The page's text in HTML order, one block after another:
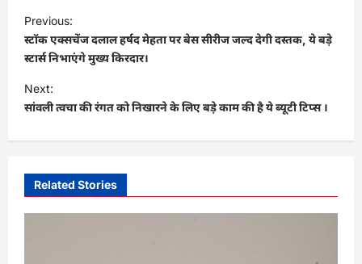
P
o
s
t
n
a
g
Previous:
स्टॉक एक्सचेंज दलाल हर्षद मेहता पर बेस सीरीज जल्द देगी दस्तक, ये बड़े
स्टार्स निभाएंगे मुख्य किरदार।
Next:
सांवली त्वचा की रंगत को निखारने के लिए बड़े काम की है ये ब्यूटी टिप्स ।
Related Stories